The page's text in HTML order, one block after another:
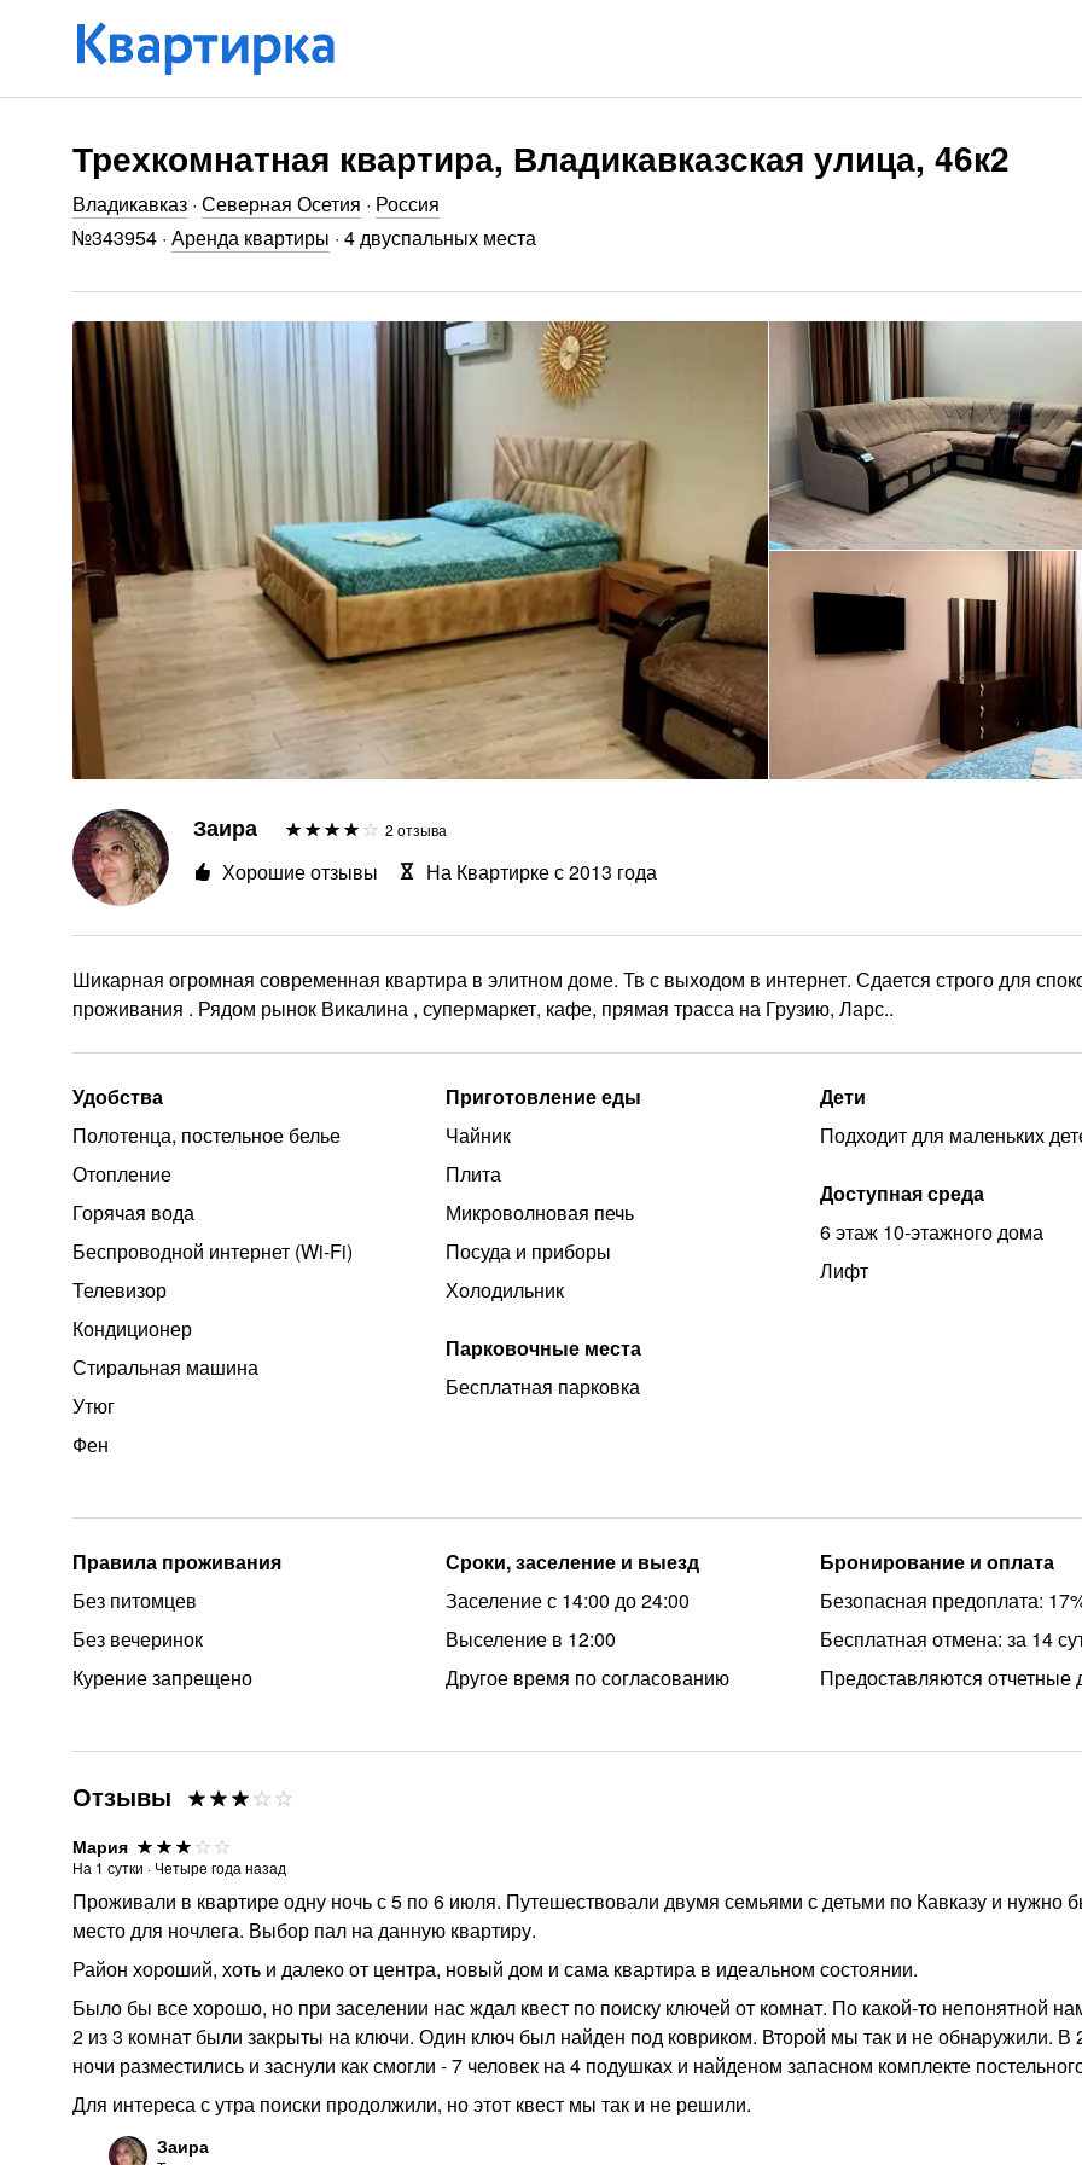
Трехкомнатная квартира, Владикавказская улица, 46к2
Владикавказ · Северная Осетия · Россия
№343954 · Аренда квартиры · 4 двуспальных места
Заира 2 отзыва
Хорошие отзывы На Квартирке с 2013 года
Шикарная огромная современная квартира в элитном доме. Тв с выходом в интернет. Сдается строго для
проживания . Рядом рынок Викалина , супермаркет, кафе, прямая трасса на Грузию, Ларс..
Удобства
Полотенца, постельное белье
Отопление
Горячая вода
Беспроводной интернет (Wi‑Fi)
Телевизор
Кондиционер
Стиральная машина
Утюг
Фен
Приготовление еды
Чайник
Плита
Микроволновая печь
Посуда и приборы
Холодильник
Парковочные места
Бесплатная парковка
Дети
Подходит для маленьких
Доступная среда
6 этаж 10-этажного дома
Лифт
Правила проживания
Без питомцев
Без вечеринок
Курение запрещено
Сроки, заселение и выезд
Заселение с 14:00 до 24:00
Выселение в 12:00
Другое время по согласованию
Бронирование и оплата
Безопасная предоплата:
Бесплатная отмена: за 14
Предоставляются отчетные
Отзывы
Мария
На 1 сутки · Четыре года назад
Проживали в квартире одну ночь с 5 по 6 июля. Путешествовали двумя семьями с детьми по Кавказу и нужно
место для ночлега. Выбор пал на данную квартиру.
Район хороший, хоть и далеко от центра, новый дом и сама квартира в идеальном состоянии.
Было бы все хорошо, но при заселении нас ждал квест по поиску ключей от комнат. По какой-то непонятной
2 из 3 комнат были закрыты на ключи. Один ключ был найден под ковриком. Второй мы так и не обнаружили. В
ночи разместились и заснули как смогли - 7 человек на 4 подушках и найденом запасном комплекте
Для интереса с утра поиски продолжили, но этот квест мы так и не решили.
Заира